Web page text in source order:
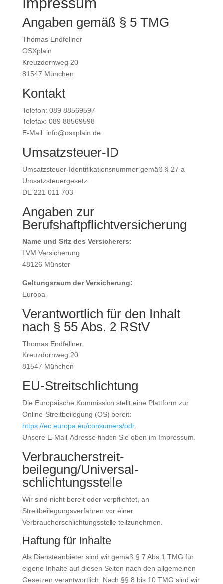
Angaben gemäß § 5 TMG
Thomas Endfellner
OSXplain
Kreuzdornweg 20
81547 München
Kontakt
Telefon: 089 88569597
Telefax: 089 88569598
E-Mail: info@osxplain.de
Umsatzsteuer-ID
Umsatzsteuer-Identifikationsnummer gemäß § 27 a
Umsatzsteuergesetz:
DE 221 011 703
Angaben zur
Berufshaftpflichtversicherung
Name und Sitz des Versicherers:
LVM Versicherung
48126 Münster
Geltungsraum der Versicherung:
Europa
Verantwortlich für den Inhalt
nach § 55 Abs. 2 RStV
Thomas Endfellner
Kreuzdornweg 20
81547 München
EU-Streitschlichtung
Die Europäische Kommission stellt eine Plattform zur
Online-Streitbeilegung (OS) bereit:
https://ec.europa.eu/consumers/odr.
Unsere E-Mail-Adresse finden Sie oben im Impressum.
Verbraucher­streit­
beilegung/Universal­
schlichtungs­stelle
Wir sind nicht bereit oder verpflichtet, an
Streitbeilegungsverfahren vor einer
Verbraucherschlichtungsstelle teilzunehmen.
Haftung für Inhalte
Als Diensteanbieter sind wir gemäß § 7 Abs.1 TMG für
eigene Inhalte auf diesen Seiten nach den allgemeinen
Gesetzen verantwortlich. Nach §§ 8 bis 10 TMG sind wir